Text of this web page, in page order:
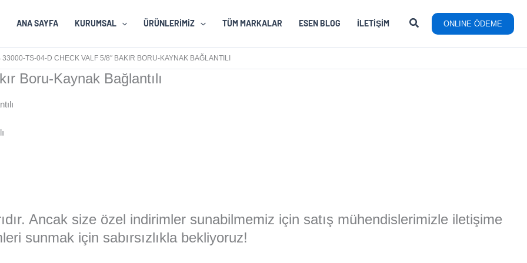
ANA SAYFA KURUMSAL ÜRÜNLERIMIZ TÜM MARKALAR ESEN BLOG İLETIŞIM ONLINE ÖDEME
33000-TS-04-D CHECK VALF 5/8″ BAKIR BORU-KAYNAK BAĞLANTILI
Boru-Kaynak Bağlantılı
Ancak size özel indirimler sunabilmemiz için satış mühendislerimizle iletişime
sunmak için sabırsızlıkla bekliyoruz!